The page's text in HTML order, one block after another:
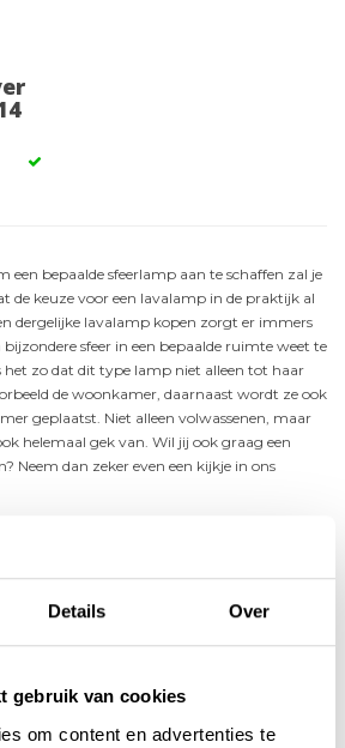
Details Over
gebruik van cookies
om content en advertenties te
een bepaalde sfeerlamp aan te schaffen zal je
de keuze voor een lavalamp in de praktijk al
dergelijke lavalamp kopen zorgt er immers
sfeer in een bepaalde ruimte weet te
het zo dat dit type lamp niet alleen tot haar
de woonkamer, daarnaast wordt ze ook
geplaatst. Niet alleen volwassenen, maar
helemaal gek van. Wil jij ook graag een
Neem dan zeker even een kijkje in ons
beschikt
een bijzondere
door Edward Craven Walker. Voor
een glazen fles gevuld met olie en water.